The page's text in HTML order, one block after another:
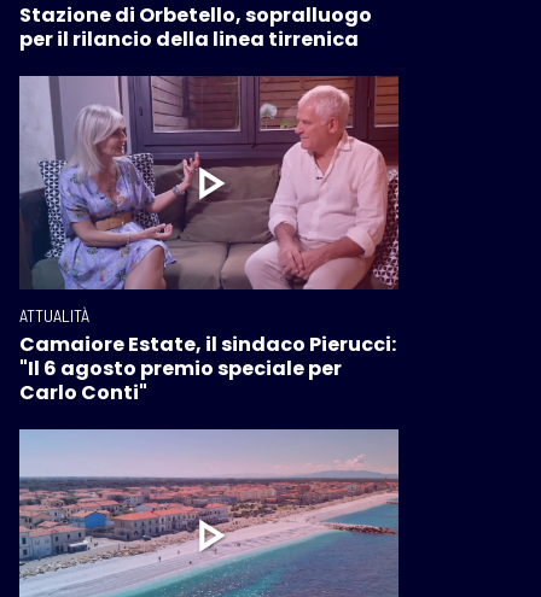
Stazione di Orbetello, sopralluogo
per il rilancio della linea tirrenica
ATTUALITÀ
Camaiore Estate, il sindaco Pierucci:
"Il 6 agosto premio speciale per
Carlo Conti"